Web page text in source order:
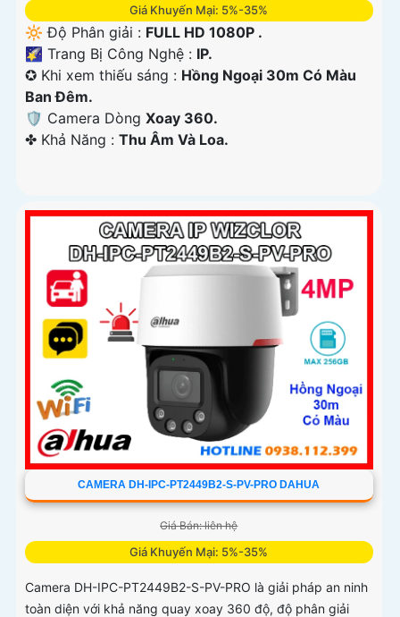
Giá Khuyến Mại: 5%-35%
🔆 Độ Phân giải : FULL HD 1080P .
🌠 Trang Bị Công Nghệ : IP.
✪ Khi xem thiếu sáng : Hồng Ngoại 30m Có Màu
Ban Ðêm.
🛡 Camera Dòng Xoay 360.
️✤ Khả Năng : Thu Âm Và Loa.
CAMERA DH-IPC-PT2449B2-S-PV-PRO DAHUA
Giá Bán: liên hệ
Giá Khuyến Mại: 5%-35%
Camera DH-IPC-PT2449B2-S-PV-PRO là giải pháp an ninh
toàn diện với khả năng quay xoay 360 độ, độ phân giải